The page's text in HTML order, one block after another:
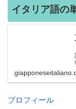
イタリア語の
プロフィール